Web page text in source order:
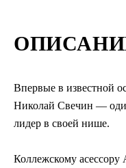
Впервые в известной
Николай Свечин —
лидер в своей нише.
Коллежскому асессору